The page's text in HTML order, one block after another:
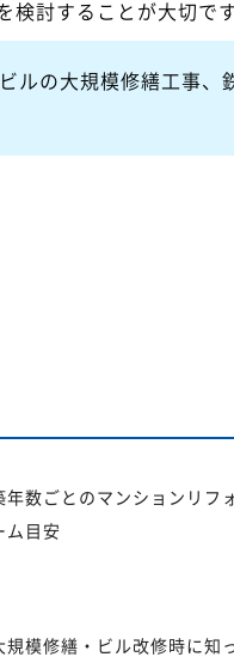
検討することが大切で
ルの大規模修繕工事、
年数ごとのマンションリフ
ム目安
規模修繕・ビル改修時に知